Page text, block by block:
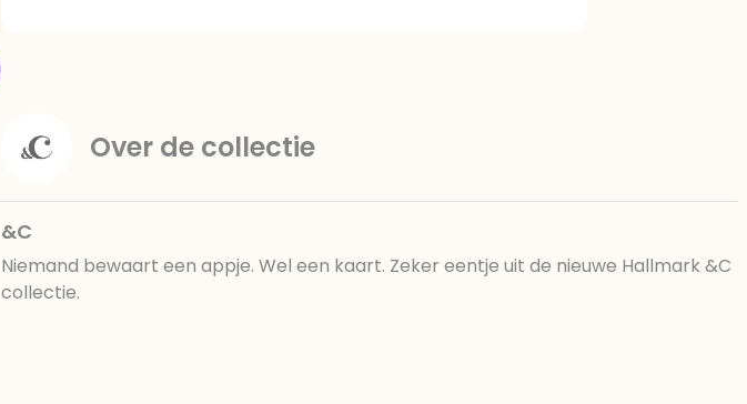
Over de collectie
&C
Niemand bewaart een appje. Wel een kaart. Zeker eentje uit de nieuwe Hallmark &C
collectie.